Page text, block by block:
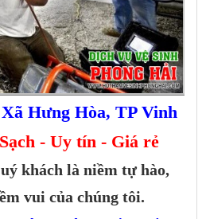
Hưng Hòa, TP Vinh
- Uy tín - Giá rẻ
khách là niềm tự hào,
vui của chúng tôi.